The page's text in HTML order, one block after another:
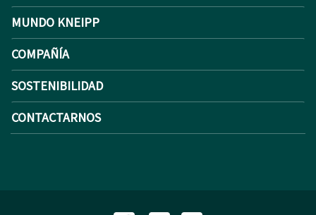
MUNDO KNEIPP
COMPAÑÍA
SOSTENIBILIDAD
CONTACTARNOS